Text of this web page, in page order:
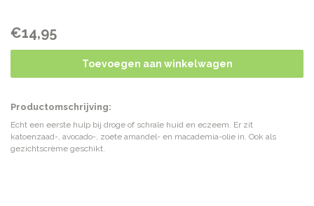
€14,95
Toevoegen aan winkelwagen
Productomschrijving:
Echt een eerste hulp bij droge of schrale huid en eczeem. Er zit
katoenzaad-, avocado-, zoete amandel- en macademia-olie in. Ook als
gezichtscrème geschikt.